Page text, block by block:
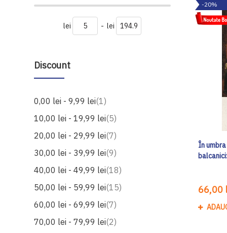
lei - lei
Discount
0,00 lei -9,99 lei 1produs
10,00 lei -19,99 lei 5produse
20,00 lei - 29,99 lei 7produse
30,00 lei - 39,99 lei 9produse
40,00 lei -49,99 lei 18produse
50,00 lei - 59,99 lei 15produse
60,00 lei -69,99 lei 7produse
70,00 lei -79,99 lei 2produse
-20%
În
66,00